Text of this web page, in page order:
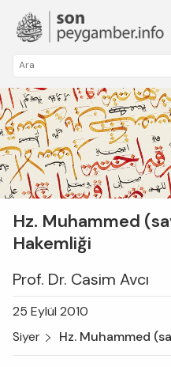
Hz. Muhammed
Hakemliği
Prof. Dr. Casim Avcı
25 Eylül 2010
Siyer
Hz. Muhammed